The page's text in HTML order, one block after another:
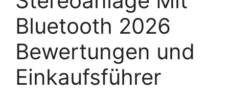
Bluetooth 2026
Bewertungen und
Einkaufsführer